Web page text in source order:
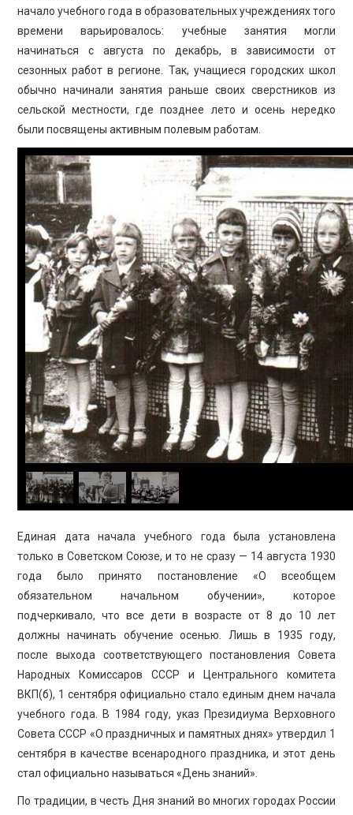
начало учебного года в образовательных учреждениях того
времени варьировалось: учебные занятия могли
начинаться с августа по декабрь, в зависимости от
сезонных работ в регионе. Так, учащиеся городских школ
обычно начинали занятия раньше своих сверстников из
сельской местности, где позднее лето и осень нередко
были посвящены активным полевым работам.
Единая дата начала учебного года была установлена
только в Советском Союзе, и то не сразу — 14 августа 1930
года было принято постановление «О всеобщем
обязательном начальном обучении», которое
подчеркивало, что все дети в возрасте от 8 до 10 лет
должны начинать обучение осенью. Лишь в 1935 году,
после выхода соответствующего постановления Совета
Народных Комиссаров СССР и Центрального комитета
ВКП(б), 1 сентября официально стало единым днем начала
учебного года. В 1984 году, указ Президиума Верховного
Совета СССР «О праздничных и памятных днях» утвердил 1
сентября в качестве всенародного праздника, и этот день
стал официально называться «День знаний».
По традиции, в честь Дня знаний во многих городах России